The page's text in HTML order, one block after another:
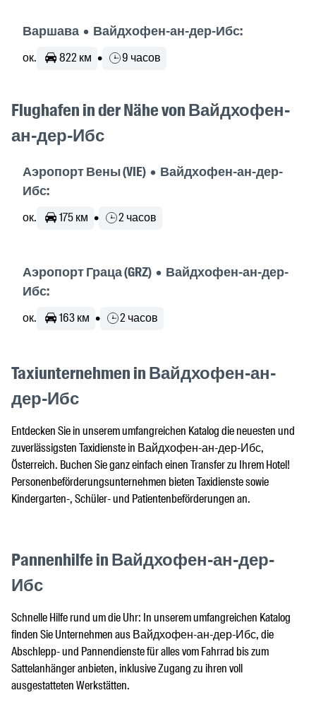
Варшава • Вайдхофен-ан-дер-Ибс:
ок. 822 км • 9 часов
Flughafen in der Nähe von Вайдхофен-
ан-дер-Ибс
Аэропорт Вены (VIE) • Вайдхофен-ан-дер-
Ибс:
ок. 175 км • 2 часов
Аэропорт Граца (GRZ) • Вайдхофен-ан-дер-
Ибс:
ок. 163 км • 2 часов
Taxiunternehmen in Вайдхофен-ан-
дер-Ибс
Entdecken Sie in unserem umfangreichen Katalog die neuesten und
zuverlässigsten Taxidienste in Вайдхофен-ан-дер-Ибс,
Österreich. Buchen Sie ganz einfach einen Transfer zu Ihrem Hotel!
Personenbeförderungsunternehmen bieten Taxidienste sowie
Kindergarten-, Schüler- und Patientenbeförderungen an.
Pannenhilfe in Вайдхофен-ан-дер-
Ибс
Schnelle Hilfe rund um die Uhr: In unserem umfangreichen Katalog
finden Sie Unternehmen aus Вайдхофен-ан-дер-Ибс, die
Abschlepp- und Pannendienste für alles vom Fahrrad bis zum
Sattelanhänger anbieten, inklusive Zugang zu ihren voll
ausgestatteten Werkstätten.